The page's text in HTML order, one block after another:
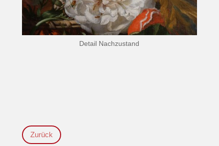
Detail Nachzustand
Zurück